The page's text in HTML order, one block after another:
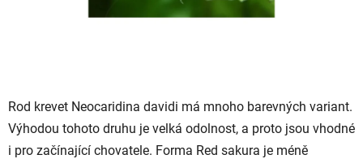
Rod krevet Neocaridina davidi má mnoho barevných variant.
Výhodou tohoto druhu je velká odolnost, a proto jsou vhodné
i pro začínající chovatele. Forma Red sakura je méně